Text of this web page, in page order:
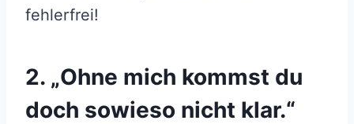
fehlerfrei!
2. „Ohne mich kommst du
doch sowieso nicht klar.“